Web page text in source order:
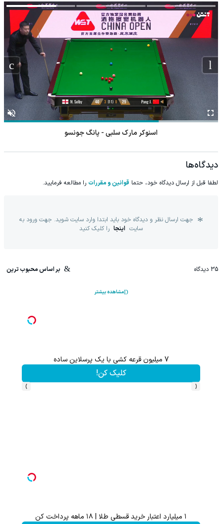
اسنوکر مارک سلبی - پانگ جونسو
دیدگاه‌ها
لطفا قبل از ارسال دیدگاه خود، حتما قوانین و مقررات را مطالعه فرمایید.
جهت ارسال نظر و دیدگاه خود باید ابتدا وارد سایت شوید. جهت ورود به
سایت اینجا را کلیک کنید
35 دیدگاه بر اساس محبوب ترین
مشاهده بیشتر
7 میلیون قرعه کشی با یک پرسلاین ساده
کلیک کن!
‹
›
۱ میلیارد اعتبار خرید قسطی طلا | ۱۸ ماهه پرداخت کن